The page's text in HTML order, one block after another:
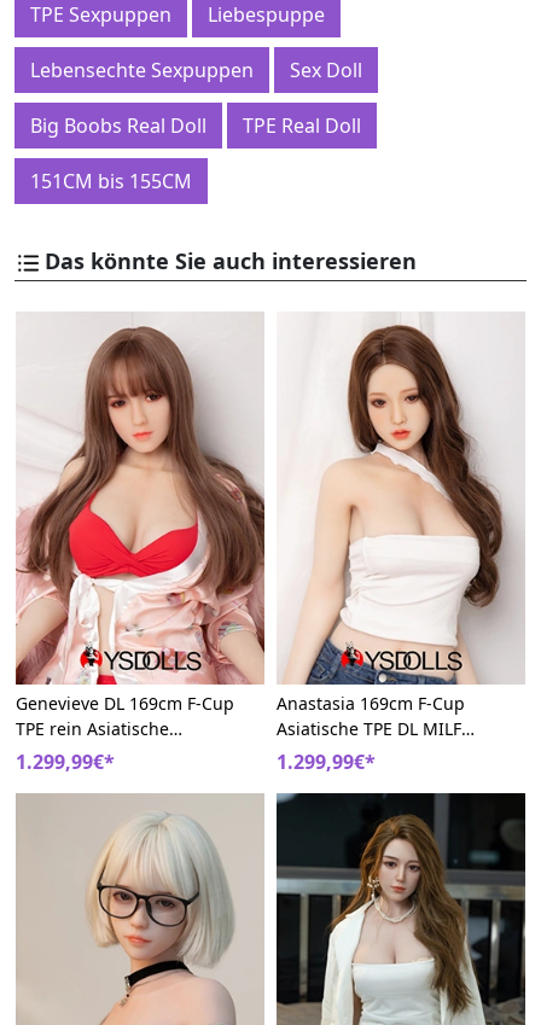
TPE Sexpuppen
Liebespuppe
Lebensechte Sexpuppen Sex Doll
Big Boobs Real Doll TPE Real Doll
151CM bis 155CM
Das könnte Sie auch interessieren
Genevieve DL 169cm F-Cup
TPE rein Asiatische
Sexpuppen
1.299,99€*
Anastasia 169cm F-Cup
Asiatische TPE DL MILF
Sexpuppe
1.299,99€*